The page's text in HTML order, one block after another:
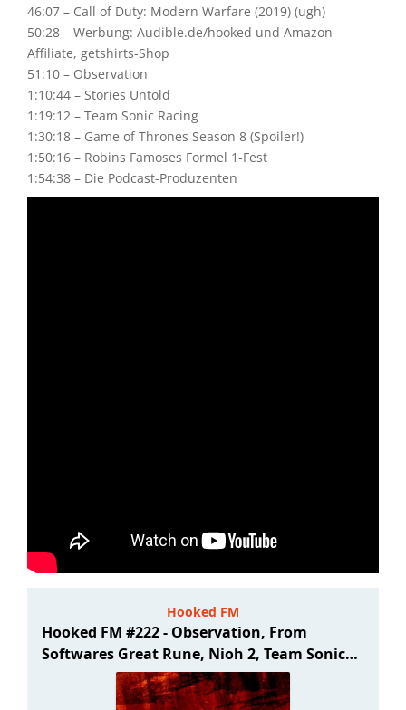
46:07 – Call of Duty: Modern Warfare (2019) (ugh)
50:28 – Werbung: Audible.de/hooked und Amazon-
Affiliate, getshirts-Shop
51:10 – Observation
1:10:44 – Stories Untold
1:19:12 – Team Sonic Racing
1:30:18 – Game of Thrones Season 8 (Spoiler!)
1:50:16 – Robins Famoses Formel 1-Fest
1:54:38 – Die Podcast-Produzenten